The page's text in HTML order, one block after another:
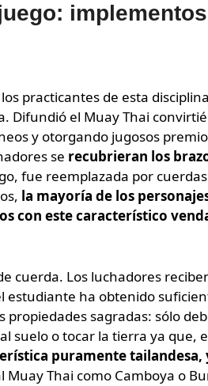
practicantes de esta
Difundió el Muay Thai
y otorgando jugosos
se recubrieran los
fue reemplazada por
la mayoría de los
con este característico
cuerda. Los luchadores
estudiante ha obtenido
sagradas: sólo
suelo o tocar la tierra ya que,
puramente tailandesa,
Muay Thai como Camboya o